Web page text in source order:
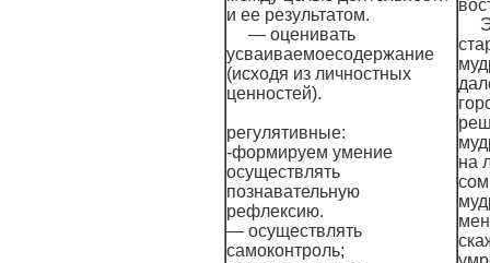
и ее результатом.
— оценивать
усваиваемоесодержание
(исходя из личностных
ценностей).
регулятивные:
-формируем умение
осуществлять
познавательную
рефлексию.
— осуществлять
самоконтроль;
на